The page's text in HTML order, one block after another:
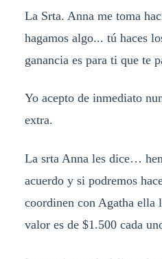
La Srta. Anna me toma
hagamos algo... tú haces
ganancia es para ti que te
Yo acepto de inmediato
extra.
La srta Anna les dice…
acuerdo y si podremos
coordinen con Agatha ella
valor es de $1.500 cada